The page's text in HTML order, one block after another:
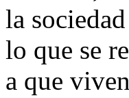
la
lo que se
a que